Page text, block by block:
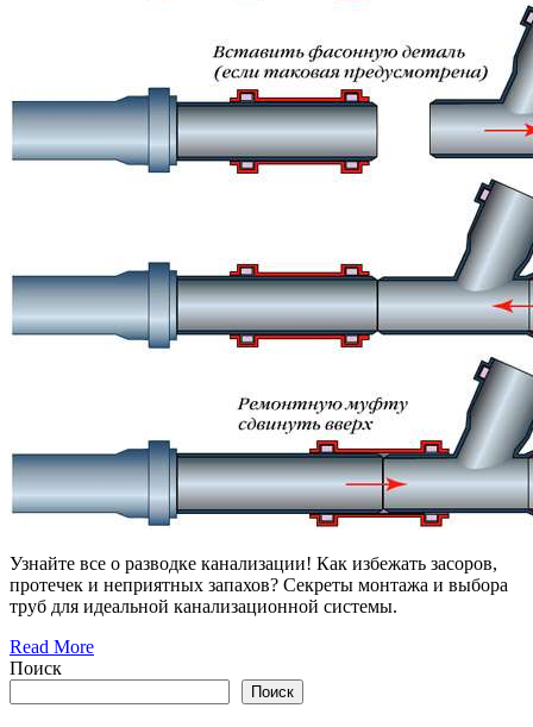
Узнайте все о разводке канализации! Как избежать засоров,
протечек и неприятных запахов? Секреты монтажа и выбора
труб для идеальной канализационной системы.
Read More
Поиск
Поиск